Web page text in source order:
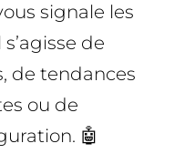
signale les
de
de tendances
ou de
🤖